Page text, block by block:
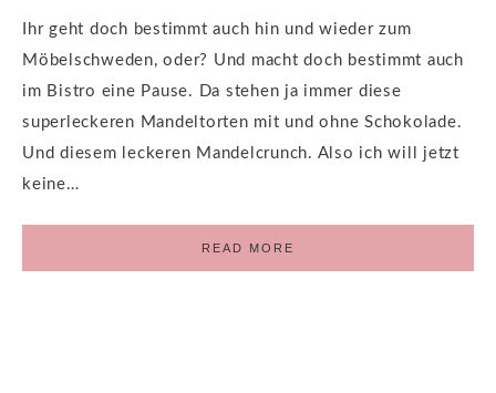
Ihr geht doch bestimmt auch hin und wieder zum
Möbelschweden, oder? Und macht doch bestimmt auch
im Bistro eine Pause. Da stehen ja immer diese
superleckeren Mandeltorten mit und ohne Schokolade.
Und diesem leckeren Mandelcrunch. Also ich will jetzt
keine…
READ MORE